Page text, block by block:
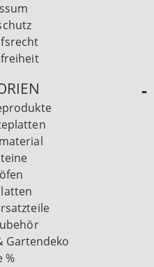
Gartendeko
%